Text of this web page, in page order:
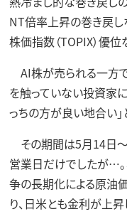
NT倍率上昇の巻き戻
株価指数（TOPIX）優位
AI株が売られる一方
を触っていない投資家
っちの方が良い地合い」
その期間は5月14日
営業日だけでしたが…。
争の長期化による原油
り、日米とも金利が上